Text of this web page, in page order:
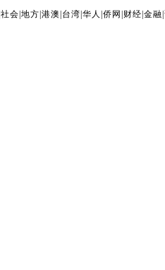
|社会 |地方 |港澳 台湾 |华人 |侨网 财经 |金融 |